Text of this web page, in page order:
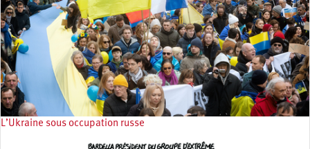
L’Ukraine sous occupation russe